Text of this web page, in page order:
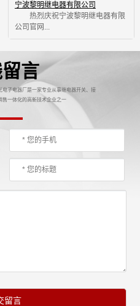
宁波黎明继电器有限公司
热烈庆祝宁波黎明继电器有限
公司官网...
言
子电器厂是一家专业从事继电器开关、接
售一体化的高新技术企业之一